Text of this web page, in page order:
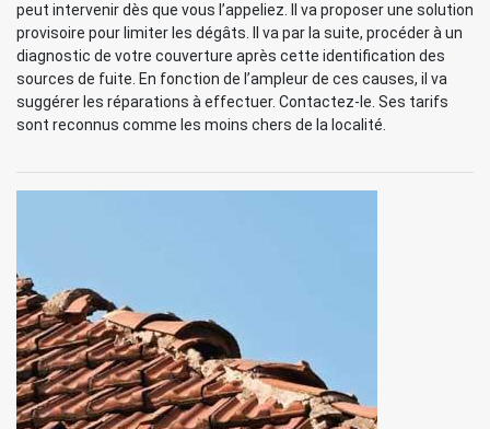
peut intervenir dès que vous l’appeliez. Il va proposer une solution
provisoire pour limiter les dégâts. Il va par la suite, procéder à un
diagnostic de votre couverture après cette identification des
sources de fuite. En fonction de l’ampleur de ces causes, il va
suggérer les réparations à effectuer. Contactez-le. Ses tarifs
sont reconnus comme les moins chers de la localité.